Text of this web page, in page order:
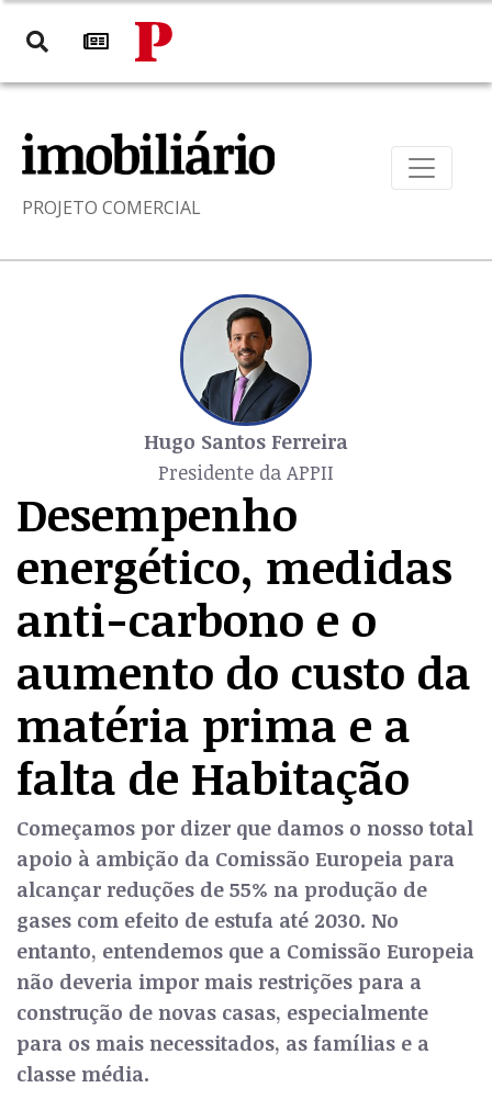
PROJETO COMERCIAL
Hugo Santos Ferreira
Presidente da APPII
Desempenho
energético, medidas
anti-carbono e o
aumento do custo da
matéria prima e a
falta de Habitação
Começamos por dizer que damos o nosso total
apoio à ambição da Comissão Europeia para
alcançar reduções de 55% na produção de
gases com efeito de estufa até 2030. No
entanto, entendemos que a Comissão Europeia
não deveria impor mais restrições para a
construção de novas casas, especialmente
para os mais necessitados, as famílias e a
classe média.